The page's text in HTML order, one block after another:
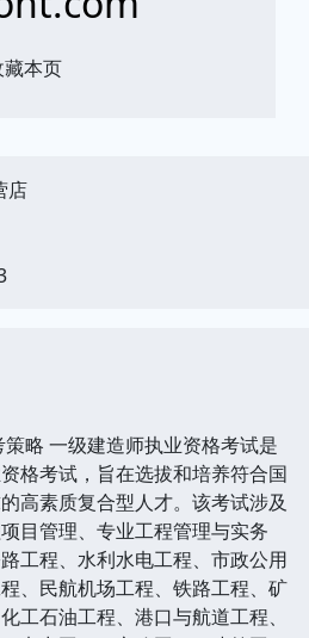
藏本页
店
略 一级建造师执业资格考试是
格考试，旨在选拔和培养符合国
高素质复合型人才。该考试涉及
目管理、专业工程管理与实务
工程、水利水电工程、市政公用
、民航机场工程、铁路工程、矿
工石油工程、港口与航道工程、